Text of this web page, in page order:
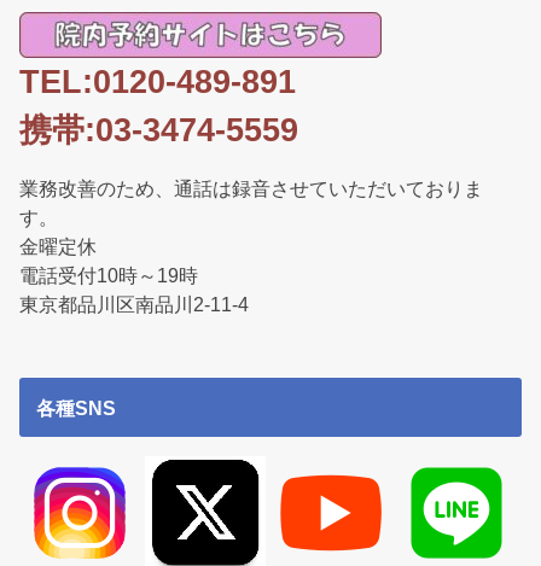
TEL:0120-489-891
携帯:03-3474-5559
業務改善のため、通話は録音させていただいておりま
す。
金曜定休
電話受付10時～19時
東京都品川区南品川2-11-4
各種SNS